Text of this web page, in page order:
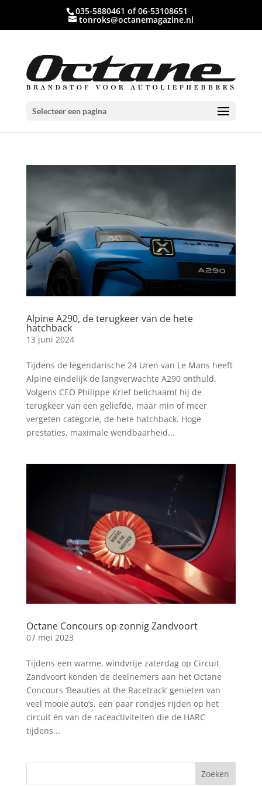
035-5880461 of 06-53108651
tonroks@octanemagazine.nl
Selecteer een pagina
Alpine A290, de terugkeer van de hete
hatchback
13 juni 2024
Tijdens de legendarische 24 Uren van Le Mans heeft
Alpine eindelijk de langverwachte A290 onthuld.
Volgens CEO Philippe Krief belichaamt hij de
terugkeer van een geliefde, maar min of meer
vergeten categorie, de hete hatchback. Hoge
prestaties, maximale wendbaarheid...
Octane Concours op zonnig Zandvoort
07 mei 2023
Tijdens een warme, windvrije zaterdag op Circuit
Zandvoort konden de deelnemers aan het Octane
Concours ‘Beauties at the Racetrack’ genieten van
veel mooie auto’s, een paar rondjes rijden op het
circuit én van de raceactiviteiten die de HARC
tijdens...